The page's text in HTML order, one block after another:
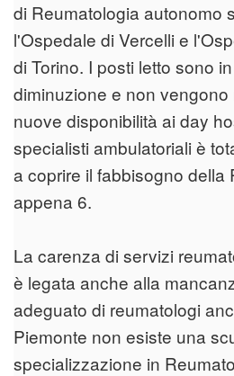
di Reumatologia autonomo
l'Ospedale di Vercelli e
di Torino. I posti letto sono
diminuzione e non
nuove disponibilità ai day
specialisti ambulatoriali è
a coprire il fabbisogno della
appena 6.
La carenza di servizi
è legata anche alla
adeguato di reumatologi
Piemonte non esiste una
specializzazione in